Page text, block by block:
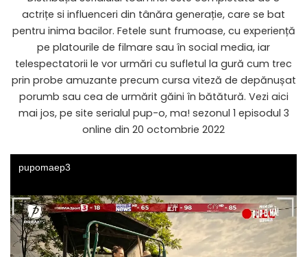
actrițe si influenceri din tânăra generație, care se bat
pentru inima bacilor. Fetele sunt frumoase, cu experiență
pe platourile de filmare sau în social media, iar
telespectatorii le vor urmări cu sufletul la gură cum trec
prin probe amuzante precum cursa viteză de depănușat
porumb sau cea de urmărit găini în bătătură. Vezi aici
mai jos, pe site serialul pup-o, ma! sezonul 1 episodul 3
online din 20 octombrie 2022